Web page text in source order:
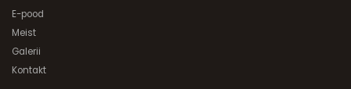
E-pood
Meist
Galerii
Kontakt